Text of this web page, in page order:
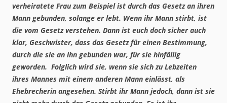
verheiratete Frau zum Beispiel ist durch das Gesetz an ihren
Mann gebunden, solange er lebt. Wenn ihr Mann stirbt, ist
die vom Gesetz verstehen. Dann ist euch doch sicher auch
klar, Geschwister, dass das Gesetz für einen Bestimmung,
durch die sie an ihn gebunden war, für sie hinfällig
geworden. Folglich wird sie, wenn sie sich zu Lebzeiten
ihres Mannes mit einem anderen Mann einlässt, als
Ehebrecherin angesehen. Stirbt ihr Mann jedoch, dann ist sie